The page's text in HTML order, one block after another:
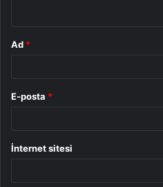
Ad *
E-posta *
İnternet sitesi